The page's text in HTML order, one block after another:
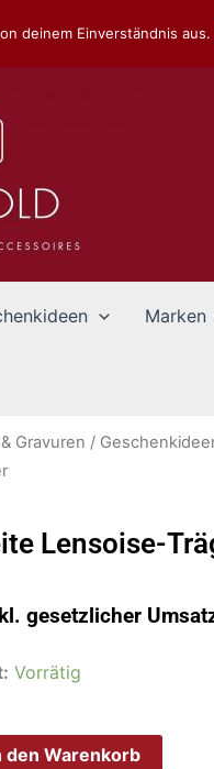
Marken
Gravuren /
Lensoise-
gesetzlicher
Vorrätig
den Warenkorb
deinem Einverständnis aus.